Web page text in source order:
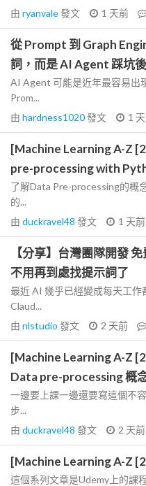
由 ryanvale發文 1 天前
從 Prompt 到 Graph
詞，而是 AI Agent 踩坑
AI Agent 可能是近年最容易出
Prom...
由 hardness1020發文 1
[Machine Learning A-Z
pre-processing with
了解Data Pre-processing的概
的...
由 duckravel48 發文 1 天前
【分享】台灣團隊開發
不用再到處找提示詞了
最近 AI 幾乎已經變成每天工作
Claud...
由 nlstudio 發文 2 天前
[Machine Learning A-Z
Data pre-processing 概
一邊要上課一邊還要寫這個不
步...
由 duckravel48 發文 2 天前
[Machine Learning A-Z
這個系列文章是Udemy上的課